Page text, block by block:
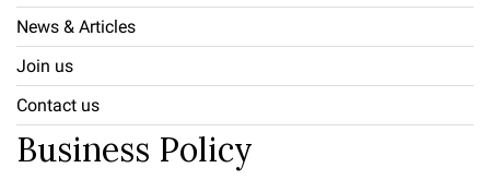
News & Articles
Join us
Contact us
Business Policy